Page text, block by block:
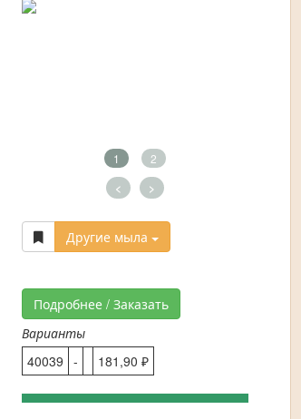
1 2
< >
Другие мыла
Подробнее / Заказать
Варианты
40039 - 181,90 ₽